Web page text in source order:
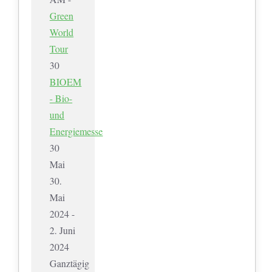
Green
World
Tour
30
BIOEM
- Bio-
und
Energiemesse
30
Mai
30.
Mai
2024 -
2. Juni
2024
Ganztägig